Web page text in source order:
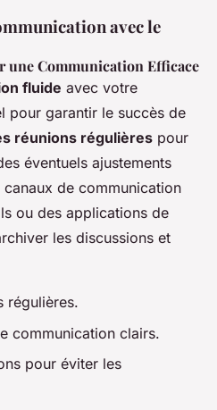
avec le
une Communication Efficace
fluide avec votre
pour garantir le succès de
réunions régulières pour
éventuels ajustements
de communication
ou des applications de
les discussions et
régulières.
communication clairs.
pour éviter les